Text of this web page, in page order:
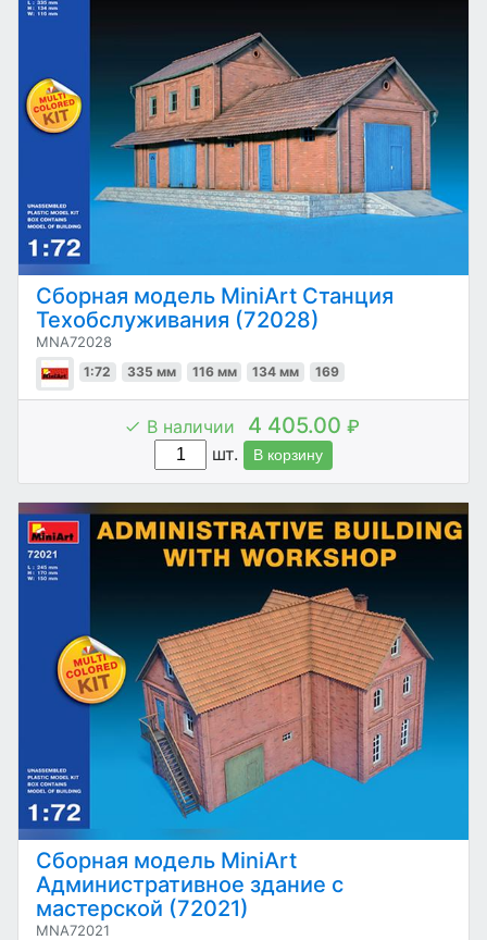
Сборная модель MiniArt Станция
Техобслуживания (72028)
MNA72028
1:72 335 мм 116 мм 134 мм 169
В наличии 4 405.00 ₽
шт.
В корзину
Сборная модель MiniArt
Административное здание с
мастерской (72021)
MNA72021